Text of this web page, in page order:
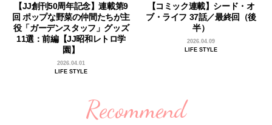
【JJ創刊50周年記念】連載第9
回 ポップな野菜の仲間たちが主
役「ガーデンスタッフ」グッズ
11選：前編【JJ昭和レトロ学
園】
2026.04.01
LIFE STYLE
【コミック連載】シード・オ
ブ・ライフ 37話／最終回（後
半）
2026.04.09
LIFE STYLE
Recommend